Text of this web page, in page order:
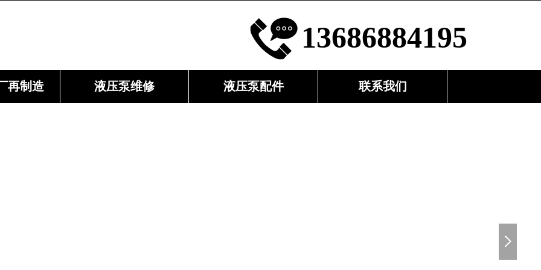
13686884195
再制造 液压泵维修 液压泵配件 联系我们